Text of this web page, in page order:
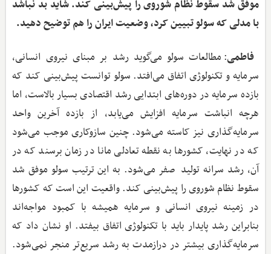
موفق شد سقوط نظام شوروی را پیش‌بینی کند. شاید بد نباشد
با مدلی که سولو تبیین کرد، وضعیت ایران را هم توضیح دهید.
فاطمی: مطالعات سولو می‌گوید رشد بر مبنای نیروی انسانی،
سرمایه و تکنولوژی اتفاق می‌افتد. سولو توانست پیش‌بینی کند که
بازده سرمایه در دوره‌های ابتدایی رشد اقتصادی بسیار بالاست، اما
هرچه انباشت سرمایه افزایش می‌یابد، از بازده آخرین واحد
سرمایه‌گذاری نیز کاسته می‌شود. چنین سازوکاری موجب می‌شود
که در نهایت، کشورها به نقطه تعادلی مانا در زمان برسند که در
آن، رشد سرانه تولید صفر می‌شود. به این ترتیب سولو موفق شد
سقوط نظام شوروی را پیش‌بینی کند. واقعیت این است که کشورها
در زمینه نیروی انسانی و سرمایه همیشه با کمبود مواجه‌اند
بنابراین رشد پایدار باید با تکنولوژی اتفاق بیفتد. او نشان داد که
سرمایه‌گذاری بیشتر در درازمدت به رشد سریع‌تر منجر نمی‌شود.